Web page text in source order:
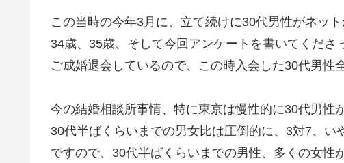
この当時の今年3月に、立て続けに30代男性がネッ
34歳、35歳、そして今回アンケートを書いてくだ
ご成婚退会しているので、この時入会した30代男性
今の結婚相談所事情、特に東京は慢性的に30代男性
30代半ばくらいまでの男女比は圧倒的に、3対7、い
ですので、30代半ばくらいまでの男性、多くの女性